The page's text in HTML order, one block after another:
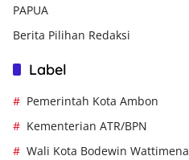
PAPUA
Berita Pilihan Redaksi
Label
Pemerintah Kota Ambon
Kementerian ATR/BPN
Wali Kota Bodewin Wattimena